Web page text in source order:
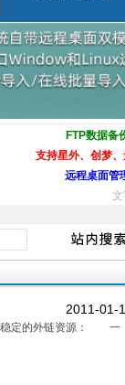
FTP数据备
支持星外、创梦
远程桌面管
文
2011-01-
稳定的外链资源： 一